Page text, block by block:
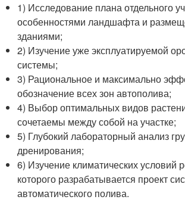
1) Исследование плана отдельного
особенностями ландшафта и
зданиями;
2) Изучение уже эксплуатируемой
системы;
3) Рациональное и максимально
обозначение всех зон автополива;
4) Выбор оптимальных видов
сочетаемы между собой на участке;
5) Глубокий лабораторный анализ
дренирования;
6) Изучение климатических условий
которого разрабатывается проект
автоматического полива.